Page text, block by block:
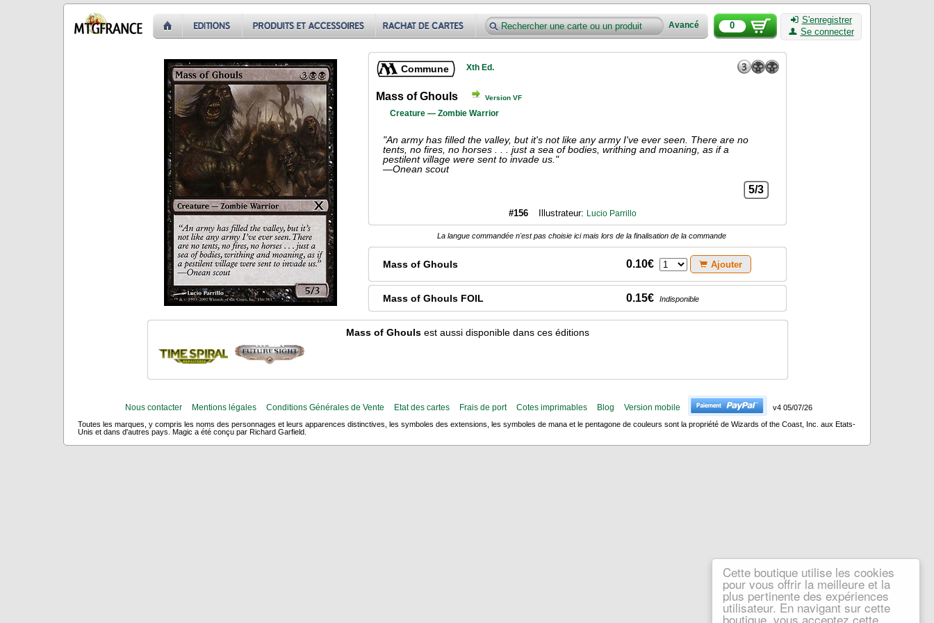
Cette boutique utilise les cookies
pour vous offrir la meilleure et la
plus pertinente des expériences
utilisateur. En navigant sur cette
boutique, vous acceptez cette
Avancé 0
S'enregistrer
Se connecter
Commune Xth Ed.
Mass of Ghouls Version VF
Creature — Zombie Warrior
"An army has filled the valley, but it's not like any army I've ever seen. There are no
tents, no fires, no horses . . . just a sea of bodies, writhing and moaning, as if a
pestilent village were sent to invade us."
—Onean scout
5/3
#156 Illustrateur: Lucio Parrillo
La langue commandée n'est pas choisie ici mais lors de la finalisation de la commande
Mass of Ghouls 0.10€ Ajouter
Mass of Ghouls FOIL 0.15€ Indisponible
Mass of Ghouls est aussi disponible dans ces éditions
Nous contacter Mentions légales Conditions Générales de Vente Etat des cartes Frais de port Cotes imprimables Blog Version mobile
v4 05/07/26
Toutes les marques, y compris les noms des personnages et leurs apparences distinctives, les symboles des extensions, les symboles de mana et le pentagone de couleurs sont la propriété de Wizards of the Coast, Inc. aux Etats-
Unis et dans d'autres pays. Magic a été conçu par Richard Garfield.